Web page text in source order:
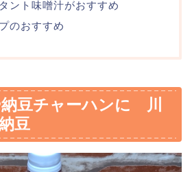
ント味噌汁がおすすめ
のおすすめ
豆チャーハンに 川
豆